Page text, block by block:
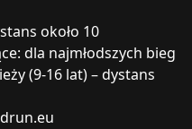
około 10
dla najmłodszych bieg
(9-16 lat) – dystans